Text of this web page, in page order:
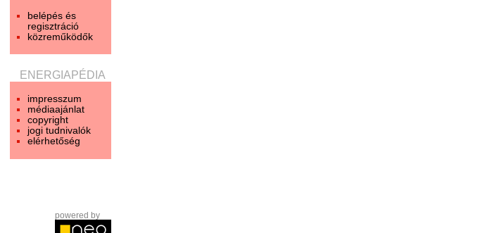
belépés és
regisztráció
közreműködők
ENERGIAPÉDIA
impresszum
médiaajánlat
copyright
jogi tudnivalók
elérhetőség
powered by